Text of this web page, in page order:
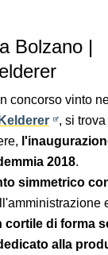
Bolzano |
concorso vinto
, si
2018.
simmetrico
cortile di forma
alla